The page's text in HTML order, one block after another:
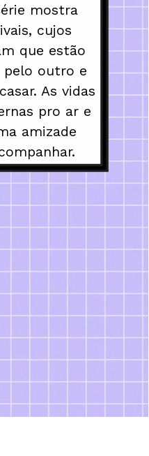
mostra
cujos
que estão
pelo outro e
As vidas
pro ar e
amizade